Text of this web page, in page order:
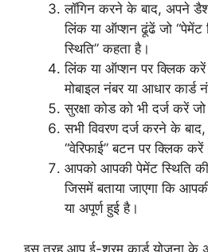
लॉगिन करने के बाद, अपने
लिंक या ऑप्शन ढूंढें जो “पेमेंट
स्थिति” कहता है।
लिंक या ऑप्शन पर क्लिक
मोबाइल नंबर या आधार कार्ड
सुरक्षा कोड को भी दर्ज करें जो
सभी विवरण दर्ज करने के बाद,
“वेरिफाई” बटन पर क्लिक
आपको आपकी पेमेंट स्थिति की
जिसमें बताया जाएगा कि
या अपूर्ण हुई है।
इस तरह आप ई-श्रम कार्ड योजना के